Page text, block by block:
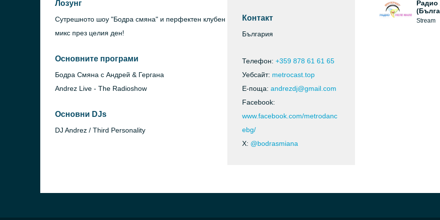
Лозунг
Сутрешното шоу "Бодра смяна" и перфектен клубен
микс през целия ден!
Основните програми
Бодра Смяна с Андрей & Гергана
Andrez Live - The Radioshow
Основни DJs
DJ Andrez / Third Personality
Контакт
България
Телефон: +359 878 61 61 65
Уебсайт: metrocast.top
Е-поща: andrezdj@gmail.com
Facebook:
www.facebook.com/metrodanc
ebg/
X: @bodrasmiana
Stream